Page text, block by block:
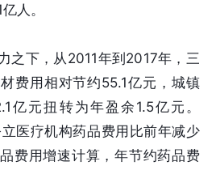
人。
之下，从2011年到2017年，三
费用相对节约55.1亿元，城镇
亿元扭转为年盈余1.5亿元。
医疗机构药品费用比前年减少
费用增速计算，年节约药品费